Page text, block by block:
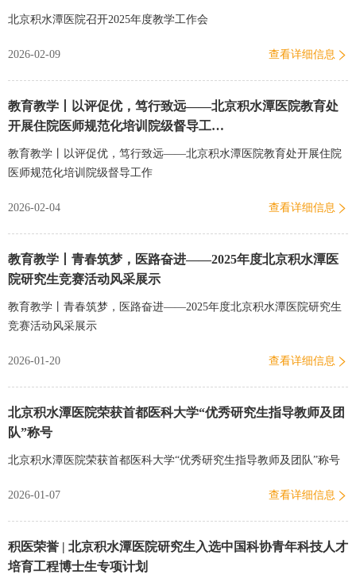
北京积水潭医院召开2025年度教学工作会
2026-02-09 查看详细信息
教育教学丨以评促优，笃行致远——北京积水潭医院教育处
开展住院医师规范化培训院级督导工…
教育教学丨以评促优，笃行致远——北京积水潭医院教育处开展住院
医师规范化培训院级督导工作
2026-02-04 查看详细信息
教育教学丨青春筑梦，医路奋进——2025年度北京积水潭医
院研究生竞赛活动风采展示
教育教学丨青春筑梦，医路奋进——2025年度北京积水潭医院研究生
竞赛活动风采展示
2026-01-20 查看详细信息
北京积水潭医院荣获首都医科大学“优秀研究生指导教师及团
队”称号
北京积水潭医院荣获首都医科大学“优秀研究生指导教师及团队”称号
2026-01-07 查看详细信息
积医荣誉 | 北京积水潭医院研究生入选中国科协青年科技人才
培育工程博士生专项计划